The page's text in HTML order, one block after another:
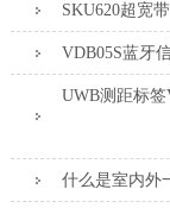
SKU620超宽
VDB05S蓝牙
UWB测距标
什么是室内外